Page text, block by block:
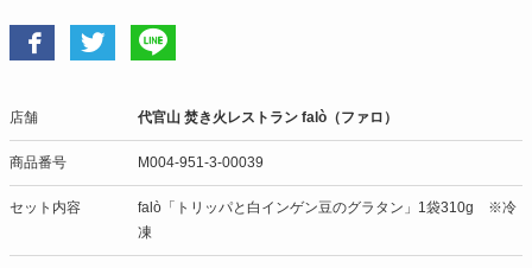
店舗 代官山 焚き火レストラン falò（ファロ）
商品番号 M004-951-3-00039
セット内容
falò「トリッパと白インゲン豆のグラタン」1袋310g ※冷
凍